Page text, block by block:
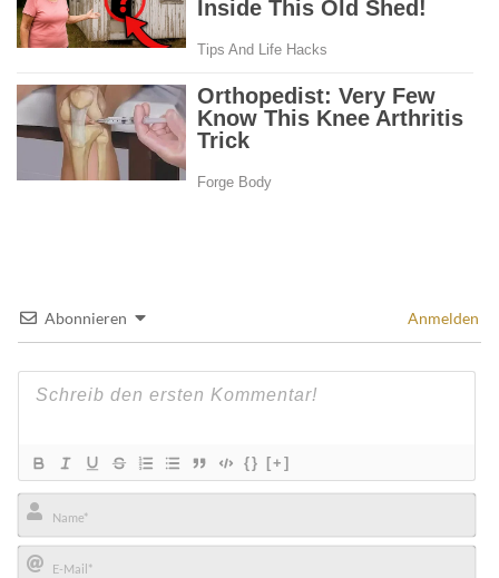
Abonnieren Anmelden
{} [+]
Name*